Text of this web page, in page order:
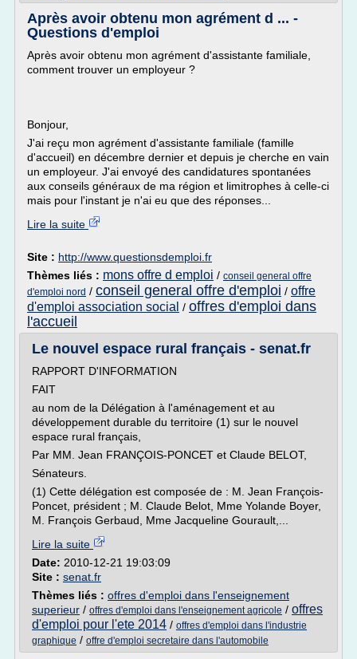
Après avoir obtenu mon agrément d ... -
Questions d'emploi
Après avoir obtenu mon agrément d'assistante familiale,
comment trouver un employeur ?
Bonjour,
J'ai reçu mon agrément d'assistante familiale (famille
d'accueil) en décembre dernier et depuis je cherche en vain
un employeur. J'ai envoyé des candidatures spontanées
aux conseils généraux de ma région et limitrophes à celle-ci
mais pour l'instant je n'ai eu que des réponses...
Lire la suite
Site : http://www.questionsdemploi.fr
Thèmes liés : mons offre d emploi / conseil general offre
d'emploi nord / conseil general offre d'emploi / offre
d'emploi association social / offres d'emploi dans
l'accueil
Le nouvel espace rural français - senat.fr
RAPPORT D'INFORMATION
FAIT
au nom de la Délégation à l'aménagement et au
développement durable du territoire (1) sur le nouvel
espace rural français,
Par MM. Jean FRANÇOIS-PONCET et Claude BELOT,
Sénateurs.
(1) Cette délégation est composée de : M. Jean François-
Poncet, président ; M. Claude Belot, Mme Yolande Boyer,
M. François Gerbaud, Mme Jacqueline Gourault,...
Lire la suite
Date: 2010-12-21 19:03:09
Site : senat.fr
Thèmes liés : offres d'emploi dans l'enseignement
superieur / offres d'emploi dans l'enseignement agricole / offres
d'emploi pour l'ete 2014 / offres d'emploi dans l'industrie
graphique / offre d'emploi secretaire dans l'automobile